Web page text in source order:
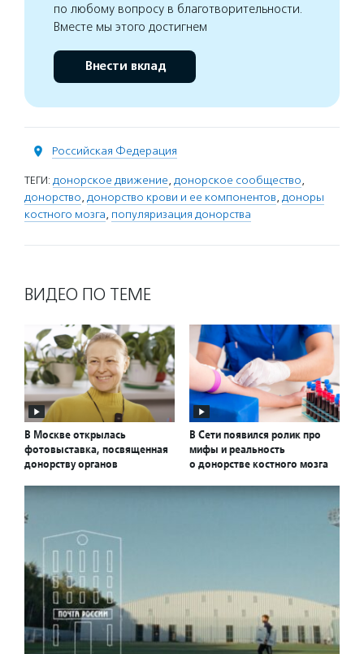
по любому вопросу в благотворительности.
Вместе мы этого достигнем
Внести вклад
Российская Федерация
ТЕГИ: донорское движение, донорское сообщество,
донорство, донорство крови и ее компонентов, доноры
костного мозга, популяризация донорства
ВИДЕО ПО ТЕМЕ
В Москве открылась
фотовыставка, посвященная
донорству органов
В Сети появился ролик про
мифы и реальность
о донорстве костного мозга